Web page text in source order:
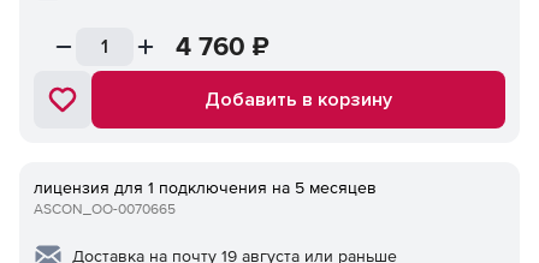
4 760 ₽
Добавить в корзину
лицензия для 1 подключения на 5 месяцев
ASCON_ОО-0070665
Доставка на почту 19 августа или раньше